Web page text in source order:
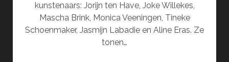
kunstenaars: Jorijn ten Have, Joke Willekes,
Mascha Brink, Monica Veeningen, Tineke
Schoenmaker, Jasmijn Labadie en Aline Eras. Ze
tonen…